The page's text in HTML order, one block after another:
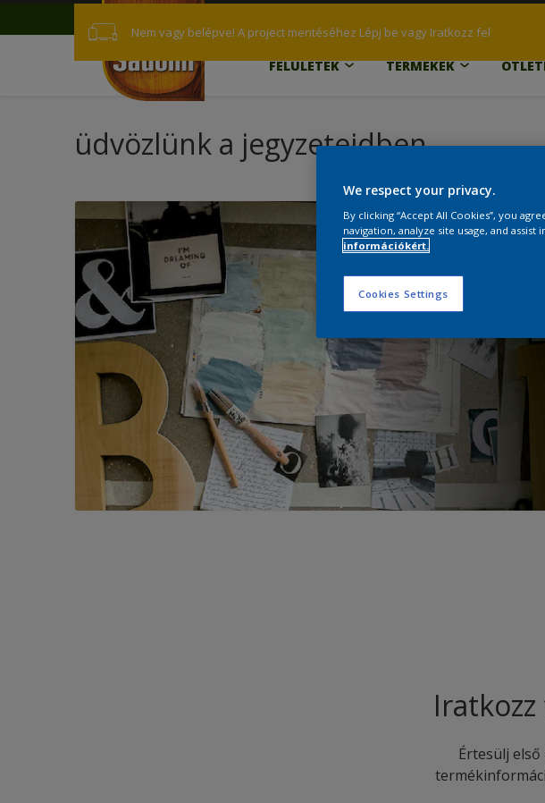
Nem vagy belépve! A project mentéséhez Lépj be vagy Iratkozz fel
FELÜLETEK TERMÉKEK
üdvözlünk a jegyzeteidben
Értesülj
We respect your privacy.
By clicking “Accept All Cookies”, you
navigation, analyze site usage, and
információkért.
Cookies Settings